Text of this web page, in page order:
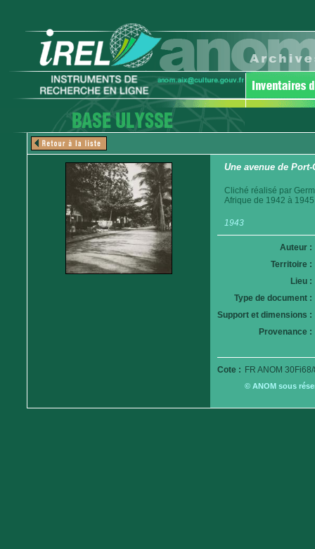
Une avenue de
Cliché réalisé par
Afrique de 1942 à
1943
Auteur :
Territoire :
Lieu :
Type de document :
Support et dimensions :
Provenance :
Cote : FR ANOM
© ANOM sous